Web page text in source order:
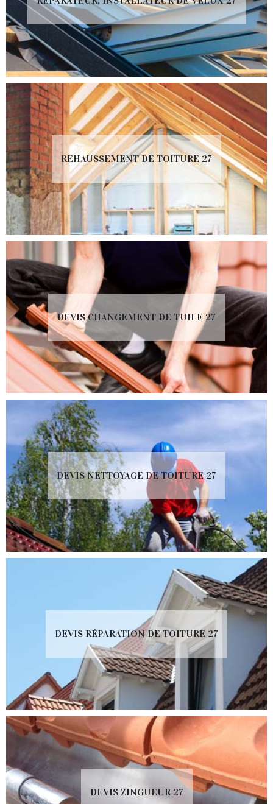
REHAUSSEMENT DE TOITURE 27
DEVIS CHANGEMENT DE TUILE 27
DEVIS NETTOYAGE DE TOITURE 27
DEVIS RÉPARATION DE TOITURE 27
DEVIS ZINGUEUR 27